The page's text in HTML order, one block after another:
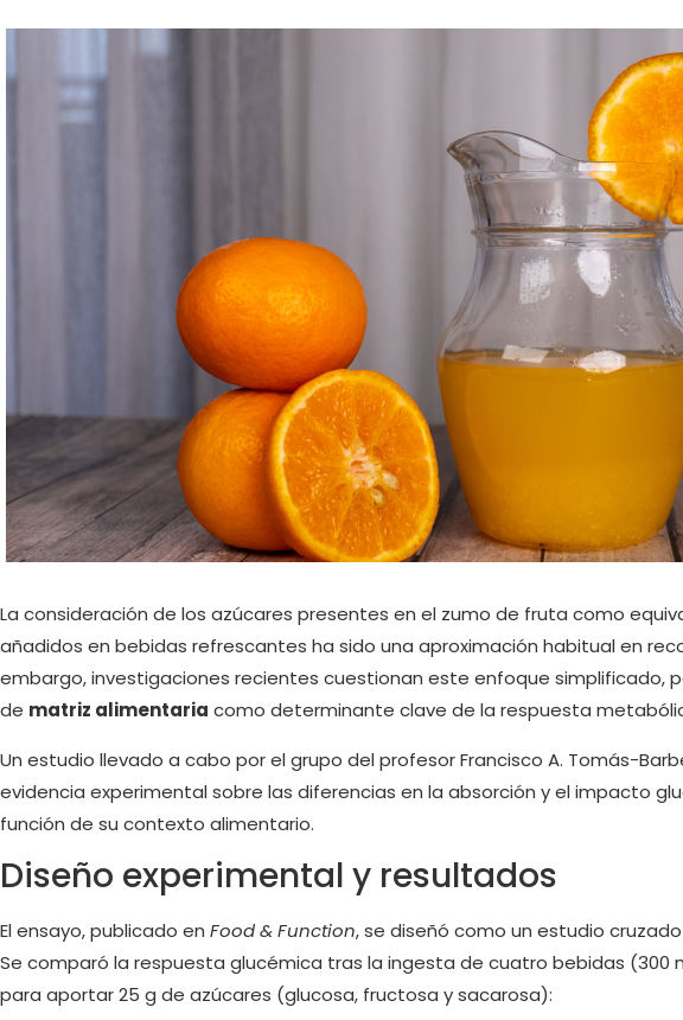
La consideración de los azúcares presentes en el zumo de fruta como
añadidos en bebidas refrescantes ha sido una aproximación habitual en
embargo, investigaciones recientes cuestionan este enfoque simplificado,
de matriz alimentaria como determinante clave de la respuesta
Un estudio llevado a cabo por el grupo del profesor Francisco A. Tomás-
evidencia experimental sobre las diferencias en la absorción y el impacto
función de su contexto alimentario.
Diseño experimental y resultados
El ensayo, publicado en Food & Function, se diseñó como un estudio
Se comparó la respuesta glucémica tras la ingesta de cuatro bebidas (300
para aportar 25 g de azúcares (glucosa, fructosa y sacarosa):